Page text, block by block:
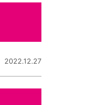
2022.12.27